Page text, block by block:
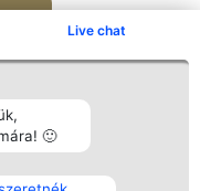
Live chat
🙂
Elérhetőség